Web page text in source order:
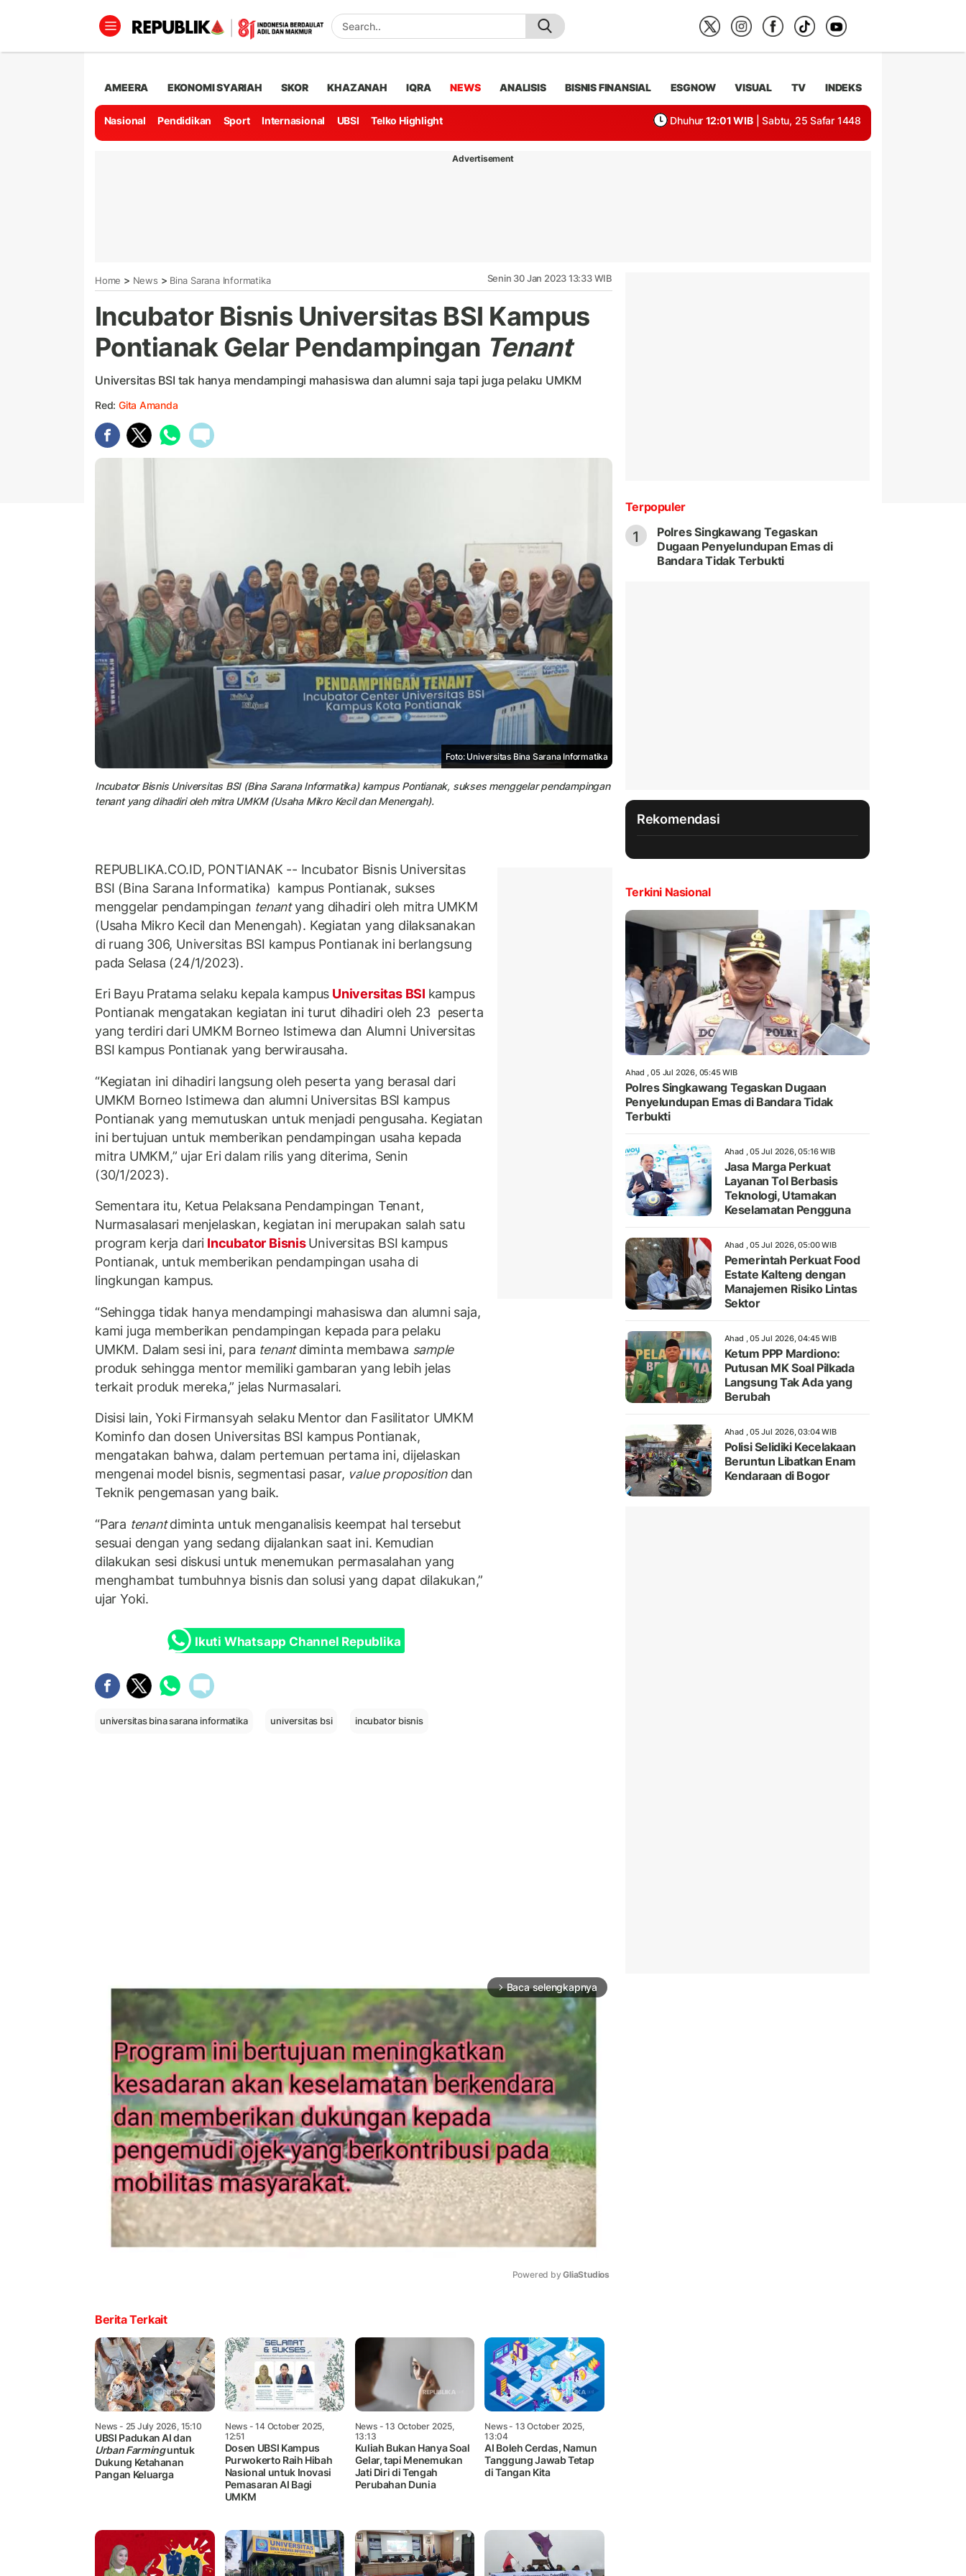
AMEERA EKONOMI SYARIAH SKOR KHAZANAH IQRA NEWS ANALISIS BISNIS FINANSIAL ESGNOW VISUAL TV INDEKS
Nasional Pendidikan Sport Internasional UBSI Telko Highlight Dhuhur 12:01 WIB | Sabtu, 25 Safar 1448
Advertisement
Home > News > Bina Sarana Informatika Senin 30 Jan 2023 13:33 WIB
Incubator Bisnis Universitas BSI Kampus
Pontianak Gelar Pendampingan Tenant
Universitas BSI tak hanya mendampingi mahasiswa dan alumni saja tapi juga pelaku UMKM
Red: Gita Amanda
Foto: Universitas Bina Sarana Informatika
Incubator Bisnis Universitas BSI (Bina Sarana Informatika) kampus Pontianak, sukses menggelar pendampingan
tenant yang dihadiri oleh mitra UMKM (Usaha Mikro Kecil dan Menengah).
REPUBLIKA.CO.ID, PONTIANAK -- Incubator Bisnis Universitas
BSI (Bina Sarana Informatika) kampus Pontianak, sukses
menggelar pendampingan tenantyang dihadiri oleh mitra UMKM
(Usaha Mikro Kecil dan Menengah). Kegiatan yang dilaksanakan
di ruang 306, Universitas BSI kampus Pontianak ini berlangsung
pada Selasa (24/1/2023).
Eri Bayu Pratama selaku kepala kampus Universitas BSI kampus
Pontianak mengatakan kegiatan ini turut dihadiri oleh 23 peserta
yang terdiri dari UMKM Borneo Istimewa dan Alumni Universitas
BSI kampus Pontianak yang berwirausaha.
“Kegiatan ini dihadiri langsung oleh peserta yang berasal dari
UMKM Borneo Istimewa dan alumni Universitas BSI kampus
Pontianak yang memutuskan untuk menjadi pengusaha. Kegiatan
ini bertujuan untuk memberikan pendampingan usaha kepada
mitra UMKM,” ujar Eri dalam rilis yang diterima, Senin
(30/1/2023).
Sementara itu, Ketua Pelaksana Pendampingan Tenant,
Nurmasalasari menjelaskan, kegiatan ini merupakan salah satu
program kerja dari Incubator BisnisUniversitas BSI kampus
Pontianak, untuk memberikan pendampingan usaha di
lingkungan kampus.
“Sehingga tidak hanya mendampingi mahasiswa dan alumni saja,
kami juga memberikan pendampingan kepada para pelaku
UMKM. Dalam sesi ini, para tenantdiminta membawa sample
produk sehingga mentor memiliki gambaran yang lebih jelas
terkait produk mereka,” jelas Nurmasalari.
Disisi lain, Yoki Firmansyah selaku Mentor dan Fasilitator UMKM
Kominfo dan dosen Universitas BSI kampus Pontianak,
mengatakan bahwa, dalam pertemuan pertama ini, dijelaskan
mengenai model bisnis, segmentasi pasar, value propositiondan
Teknik pengemasan yang baik.
“Para tenantdiminta untuk menganalisis keempat hal tersebut
sesuai dengan yang sedang dijalankan saat ini. Kemudian
dilakukan sesi diskusi untuk menemukan permasalahan yang
menghambat tumbuhnya bisnis dan solusi yang dapat dilakukan,”
ujar Yoki.
Ikuti Whatsapp Channel Republika
universitas bina sarana informatika universitas bsi incubator bisnis
arrow_forward_ios Baca selengkapnya
Powered by GliaStudios
Berita Terkait
News - 25 July 2026, 15:10
UBSI Padukan AI dan
Urban Farminguntuk
Dukung Ketahanan
Pangan Keluarga
News- 14 October 2025,
12:51
Dosen UBSI Kampus
Purwokerto Raih Hibah
Nasional untuk Inovasi
Pemasaran AI Bagi
UMKM
News- 13 October 2025,
13:13
Kuliah Bukan Hanya Soal
Gelar, tapi Menemukan
Jati Diri di Tengah
Perubahan Dunia
News- 13 October 2025,
13:04
AI Boleh Cerdas, Namun
Tanggung Jawab Tetap
di Tangan Kita
Terpopuler
1
Polres Singkawang Tegaskan
Dugaan Penyelundupan Emas di
Bandara Tidak Terbukti
Rekomendasi
Terkini Nasional
Ahad , 05 Jul 2026, 05:45 WIB
Polres Singkawang Tegaskan Dugaan
Penyelundupan Emas di Bandara Tidak
Terbukti
Ahad , 05 Jul 2026, 05:16 WIB
Jasa Marga Perkuat
Layanan Tol Berbasis
Teknologi, Utamakan
Keselamatan Pengguna
Ahad , 05 Jul 2026, 05:00 WIB
Pemerintah Perkuat Food
Estate Kalteng dengan
Manajemen Risiko Lintas
Sektor
Ahad , 05 Jul 2026, 04:45 WIB
Ketum PPP Mardiono:
Putusan MK Soal Pilkada
Langsung Tak Ada yang
Berubah
Ahad , 05 Jul 2026, 03:04 WIB
Polisi Selidiki Kecelakaan
Beruntun Libatkan Enam
Kendaraan di Bogor